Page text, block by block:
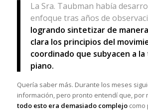
La Sra. Taubman había
enfoque tras años de
logrando sintetizar de
clara los principios del
coordinado que subyacen a
piano.
Quería saber más. Durante los meses
información, pero pronto entendí que, por
todo esto era demasiado complejocomo